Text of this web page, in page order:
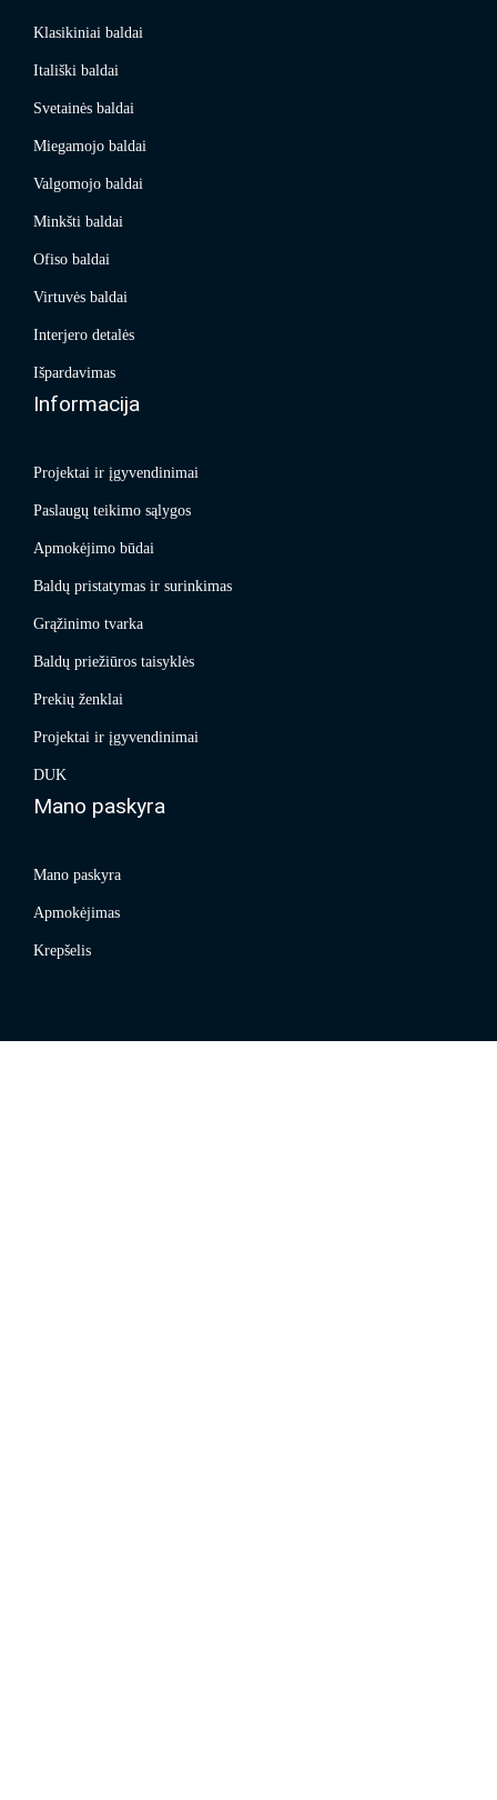
Klasikiniai baldai
Itališki baldai
Svetainės baldai
Miegamojo baldai
Valgomojo baldai
Minkšti baldai
Ofiso baldai
Virtuvės baldai
Interjero detalės
Išpardavimas
Informacija
Projektai ir įgyvendinimai
Paslaugų teikimo sąlygos
Apmokėjimo būdai
Baldų pristatymas ir surinkimas
Grąžinimo tvarka
Baldų priežiūros taisyklės
Prekių ženklai
Projektai ir įgyvendinimai
DUK
Mano paskyra
Mano paskyra
Apmokėjimas
Krepšelis